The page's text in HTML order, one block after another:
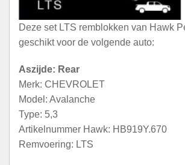
Deze set LTS remblokken van Hawk
geschikt voor de volgende auto:
Aszijde: Rear
Merk: CHEVROLET
Model: Avalanche
Type: 5,3
Artikelnummer Hawk: HB919Y.670
Remvoering: LTS